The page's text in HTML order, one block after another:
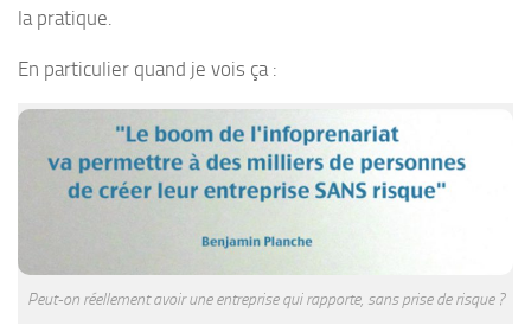
la pratique.
En particulier quand je vois ça :
Peut-on réellement avoir une entreprise qui rapporte, sans prise de risque ?